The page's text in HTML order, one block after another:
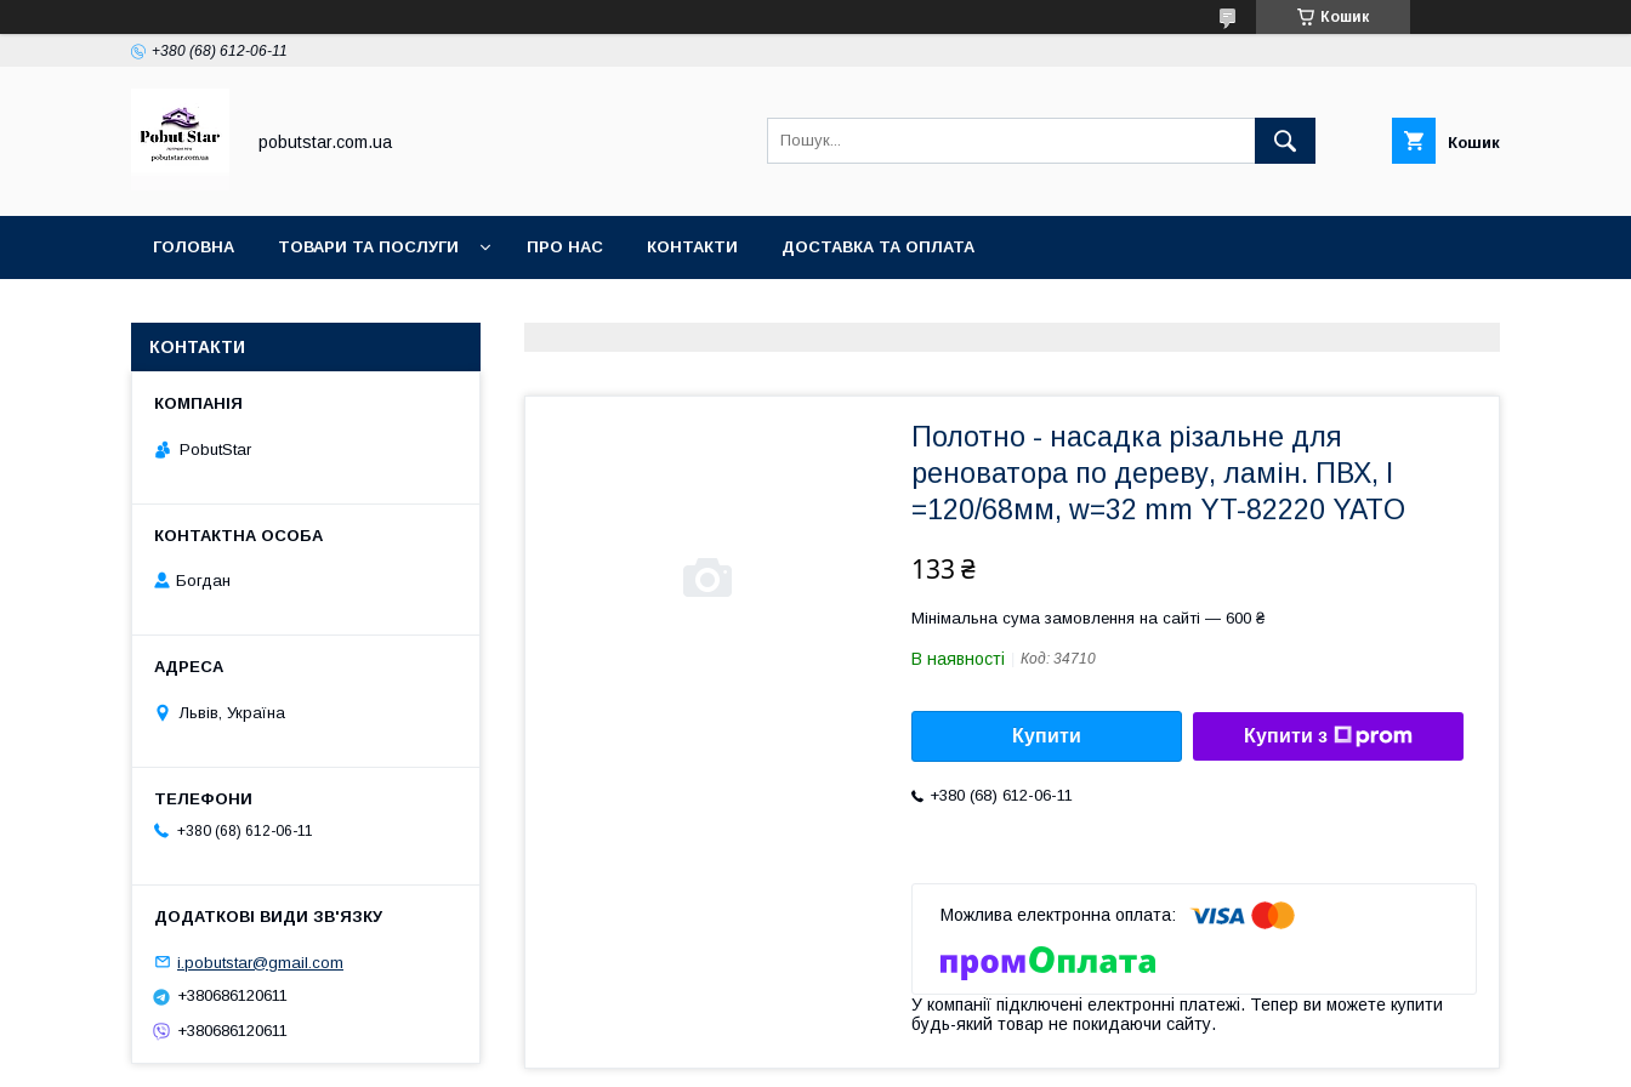
Кошик
+380 (68) 612-06-11
pobutstar.com.ua Кошик
ГОЛОВНА ТОВАРИ ТА ПОСЛУГИ ПРО НАС КОНТАКТИ ДОСТАВКА ТА ОПЛАТА
Полотно - насадка різальне для
реноватора по дереву, ламін. ПВХ, І
=120/68мм, w=32 mm YT-82220 YATO
133 ₴
Мінімальна сума замовлення на сайті — 600 ₴
В наявності Код: 34710
Купити Купити з
+380 (68) 612-06-11
У компанії підключені електронні платежі. Тепер ви можете купити
будь-який товар не покидаючи сайту.
КОНТАКТИ
PobutStar
Богдан
Львів, Україна
+380 (68) 612-06-11
i.pobutstar@gmail.com
+380686120611
+380686120611